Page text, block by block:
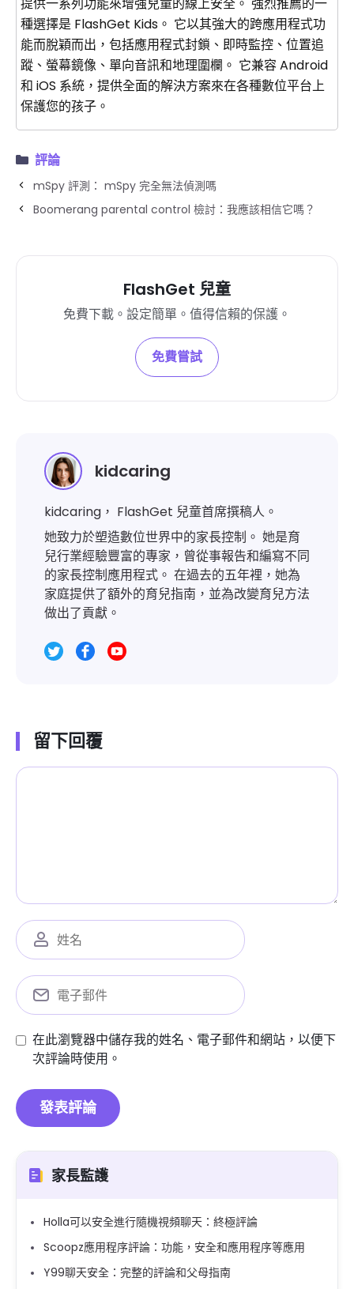
提供一系列功能來增強兒童的線上安全。 強烈推薦的一
種選擇是 FlashGet Kids。 它以其強大的跨應用程式功
能而脫穎而出，包括應用程式封鎖、即時監控、位置追
蹤、螢幕鏡像、單向音訊和地理圍欄。 它兼容 Android
和 iOS 系統，提供全面的解決方案來在各種數位平台上
保護您的孩子。
評論
mSpy 評測： mSpy 完全無法偵測嗎
Boomerang parental control 檢討：我應該相信它嗎？
FlashGet 兒童
免費下載。設定簡單。值得信賴的保護。
免費嘗試
kidcaring
kidcaring， FlashGet 兒童首席撰稿人。
她致力於塑造數位世界中的家長控制。 她是育
兒行業經驗豐富的專家，曾從事報告和編寫不同
的家長控制應用程式。 在過去的五年裡，她為
家庭提供了額外的育兒指南，並為改變育兒方法
做出了貢獻。
留下回覆
在此瀏覽器中儲存我的姓名、電子郵件和網站，以便下
次評論時使用。
家長監護
Holla可以安全進行隨機視頻聊天：終極評論
Scoopz應用程序評論：功能，安全和應用程序等應用
Y99聊天安全：完整的評論和父母指南